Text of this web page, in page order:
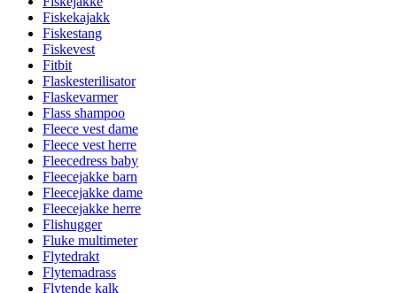
Fiskekajakk
Fiskestang
Fiskevest
Fitbit
Flaskesterilisator
Flaskevarmer
Flass shampoo
Fleece vest dame
Fleece vest herre
Fleecedress baby
Fleecejakke barn
Fleecejakke dame
Fleecejakke herre
Flishugger
Fluke multimeter
Flytedrakt
Flytemadrass
Flytende kalk